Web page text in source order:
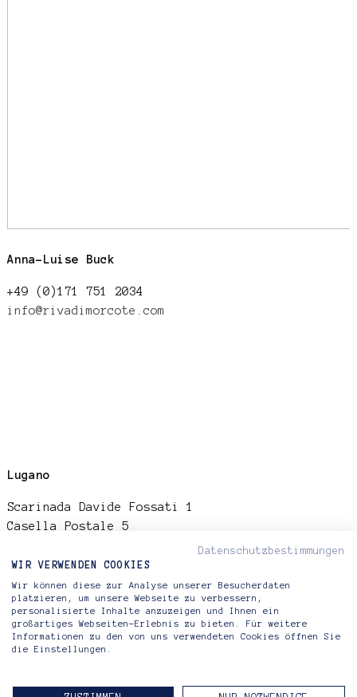
Anna-Luise Buck
+49 (0)171 751 2034
info@rivadimorcote.com
Lugano
Scarinada Davide Fossati 1
Casella Postale 5
Switzerland
Riva di Morcote Fine Arts
Datenschutzbestimmungen
WIR VERWENDEN COOKIES
Wir können diese zur Analyse unserer Besucherdaten
platzieren, um unsere Webseite zu verbessern,
personalisierte Inhalte anzuzeigen und Ihnen ein
großartiges Webseiten-Erlebnis zu bieten. Für weitere
Informationen zu den von uns verwendeten Cookies öffnen Sie
die Einstellungen.